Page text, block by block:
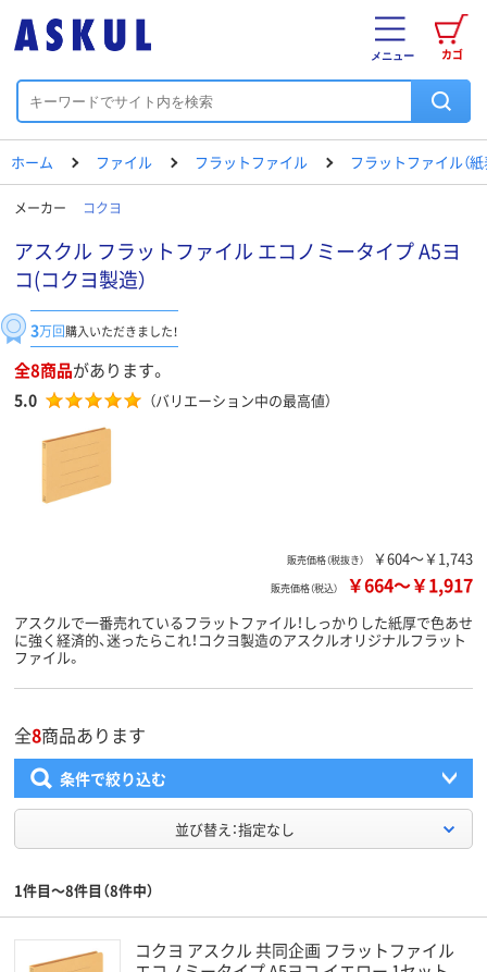
カゴ
メニュー
ホーム ファイル フラットファイル フラットファイル（紙
メーカー コクヨ
アスクル フラットファイル エコノミータイプ A5ヨ
コ(コクヨ製造）
3万回購入いただきました！
全8商品があります。
5.0 （バリエーション中の最高値）
販売価格（税抜き） ￥604～￥1,743
販売価格（税込） ￥664～￥1,917
アスクルで一番売れているフラットファイル！しっかりした紙厚で色あせ
に強く経済的、迷ったらこれ！コクヨ製造のアスクルオリジナルフラット
ファイル。
全8商品あります
条件で絞り込む
並び替え：指定なし
1件目～8件目（8件中）
コクヨ アスクル 共同企画 フラットファイル